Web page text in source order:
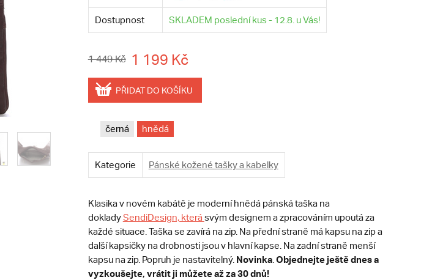
Dostupnost SKLADEM poslední kus - 12.8. u Vás!
1 449 Kč 1 199 Kč
PŘIDAT DO KOŠÍKU
černá hnědá
Kategorie Pánské kožené tašky a kabelky
Klasika v novém kabátě je moderní hnědá pánská taška na
dokladySendiDesign, která svým designem a zpracováním upoutá za
každé situace. Taška se zavírá na zip. Na přední straně má kapsu na zip a
další kapsičky na drobnosti jsou v hlavní kapse. Na zadní straně menší
kapsu na zip. Popruh je nastavitelný. Novinka. Objednejte ještě dnes a
vyzkoušejte, vrátit ji můžete až za 30 dnů!